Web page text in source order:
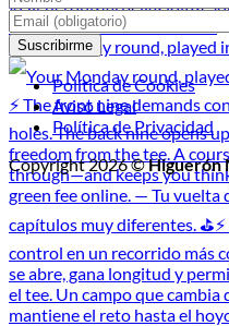
Your Monday round, played
Política de Cookies
Aviso Legal
Política de Privacidad
Copyright 2026 ©Higuerón